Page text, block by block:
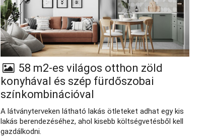
58 m2-es világos otthon zöld
konyhával és szép fürdőszobai
színkombinációval
A látványterveken látható lakás ötleteket adhat egy kis
lakás berendezéséhez, ahol kisebb költségvetésből kell
gazdálkodni.